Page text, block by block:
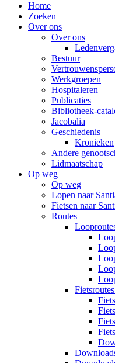
Home
Zoeken
Over ons
Over ons
Bestuur
Werkgroepen
Hospitaleren
Publicaties
Bibliotheek-
Jacobalia
Geschiedenis
Kronieken
Andere
Lidmaatschap
Op weg
Op weg
Lopen naar
Fietsen naar
Routes